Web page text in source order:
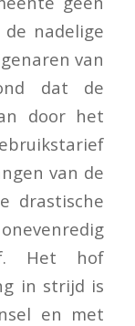
nadelige
van
dat de
door het
van de
drastische
Het hof
in strijd is
en met